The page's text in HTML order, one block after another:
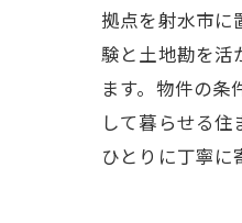
拠点を射水市に
験と土地勘を活
ます。物件の
して暮らせる
ひとりに丁寧に